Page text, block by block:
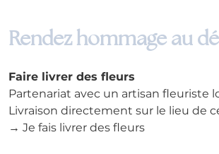
Rendez hommage au
Faire livrer des fleurs
Partenariat avec un artisan fleuriste
Livraison directement sur le lieu de
→ Je fais livrer des fleurs